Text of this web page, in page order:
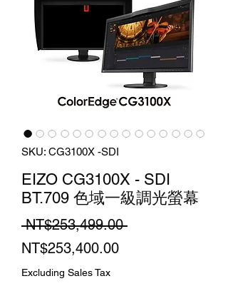
SKU: CG3100X -SDI
EIZO CG3100X - SDI
BT.709 色域一級調光螢幕
NT$253,499.00 Regular
NT$253,400.00Sale
Excluding Sales Tax